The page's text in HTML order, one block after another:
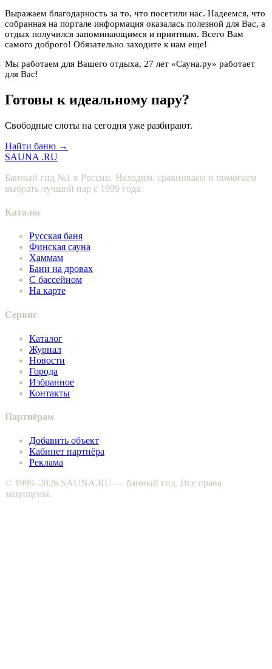
Выражаем благодарность за то, что посетили нас. Надеемся, что
собранная на портале информация оказалась полезной для Вас, а
отдых получился запоминающимся и приятным. Всего Вам
самого доброго! Обязательно заходите к нам еще!
Мы работаем для Вашего отдыха, 27 лет «Сауна.ру» работает
для Вас!
Готовы к идеальному пару?
Свободные слоты на сегодня уже разбирают.
Найти баню →
SAUNA .RU
Банный гид №1 в России. Находим, сравниваем и помогаем
выбрать лучший пар с 1999 года.
Каталог
Русская баня
Финская сауна
Хаммам
Бани на дровах
С бассейном
На карте
Сервис
Каталог
Журнал
Новости
Города
Избранное
Контакты
Партнёрам
Добавить объект
Кабинет партнёра
Реклама
© 1999–2026 SAUNA.RU — банный гид. Все права
защищены.